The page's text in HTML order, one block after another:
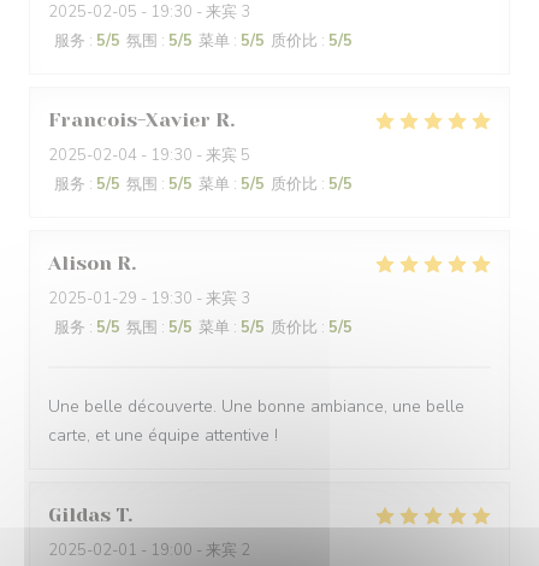
2025-02-05 - 19:30 - 来宾 3
服务 : 5/5 氛围 : 5/5 菜单 : 5/5 质价比 : 5/5
Francois-Xavier R
2025-02-04 - 19:30 - 来宾 5
服务 : 5/5 氛围 : 5/5 菜单 : 5/5 质价比 : 5/5
Alison R
2025-01-29 - 19:30 - 来宾 3
服务 : 5/5 氛围 : 5/5 菜单 : 5/5 质价比 : 5/5
Une belle découverte. Une bonne ambiance, une belle
carte, et une équipe attentive !
Gildas T
2025-02-01 - 19:00 - 来宾 2